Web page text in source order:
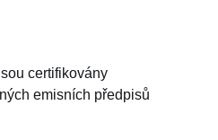
certifikovány
emisních předpisů